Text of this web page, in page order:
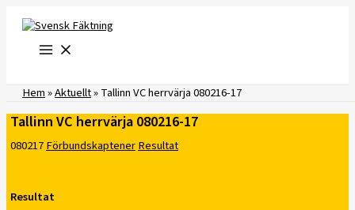
innehåll
Hem»Aktuellt»Tallinn VC herrvärja 080216-17
Tallinn VC herrvärja 080216-17
080217FörbundskaptenerResultat
Resultat